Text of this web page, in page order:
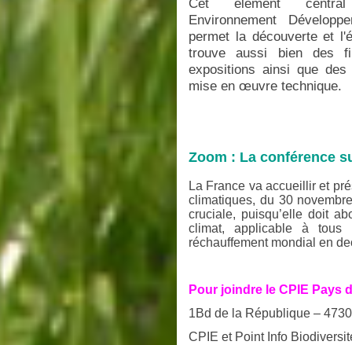
Cet élément
Environnement
permet la découverte et
trouve aussi bien des
expositions ainsi que des
mise en œuvre technique.
Zoom : La conférence
La France va accueillir et
climatiques, du 30
cruciale, puisqu’elle doit
climat, applicable à tous
réchauffement mondial en
Pour joindre le CPIE Pays
1Bd de la République –
CPIE et Point Info